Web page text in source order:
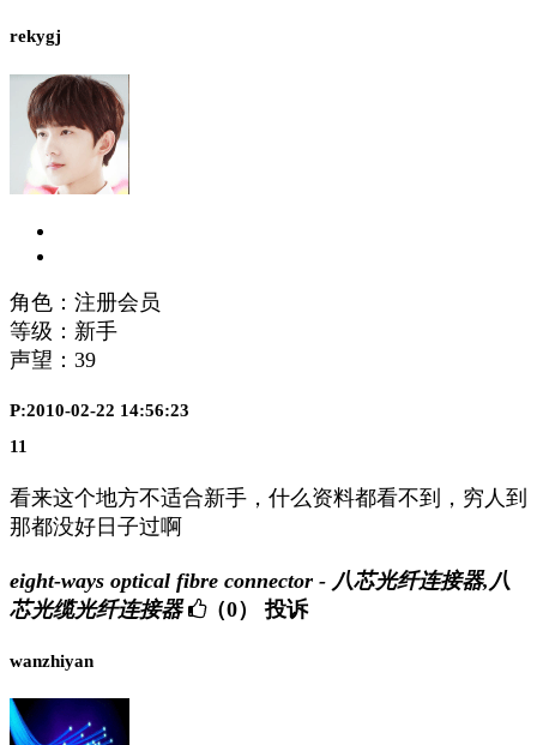
rekygj
角色：注册会员
等级：新手
声望： 39
P:2010-02-22 14:56:23
11
看来这个地方不适合新手，什么资料都看不到，穷人到
那都没好日子过啊
eight-ways optical fibre connector - 八芯光纤连接器,八
芯光缆光纤连接器
（0） 投诉
wanzhiyan